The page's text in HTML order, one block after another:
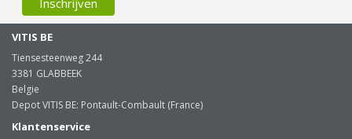
VITIS BE
Tiensesteenweg 244
3381 GLABBEEK
Belgie
Depot VITIS BE: Pontault-Combault (France)
Klantenservice